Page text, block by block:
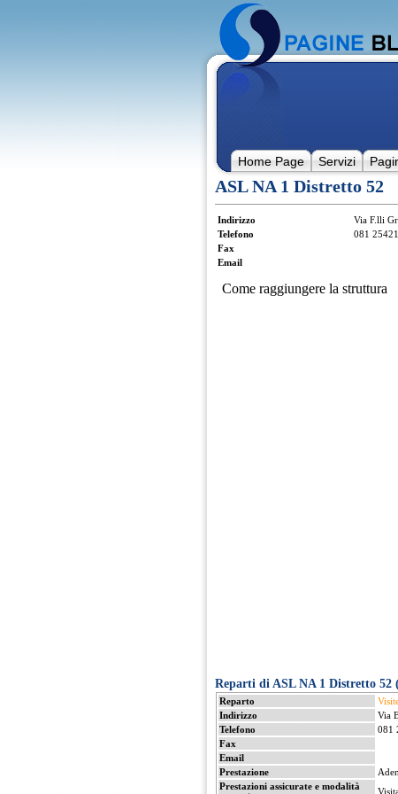
Home Page Servizi
ASL NA 1 Distretto 52
Indirizzo
Via F.lli
Telefono
081
Fax
Email
Reparti di ASL NA 1 Distretto 52
Reparto
Indirizzo
Via
Telefono
081
Fax
Email
Prestazione
Prestazioni assicurate e modalità